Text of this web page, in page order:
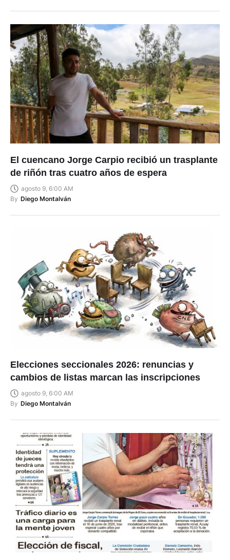
El cuencano Jorge Carpio recibió un trasplante
de riñón tras cuatro años de espera
agosto 9, 6:00 AM
By Diego Montalván
Elecciones seccionales 2026: renuncias y
cambios de listas marcan las inscripciones
agosto 9, 6:00 AM
By Diego Montalván